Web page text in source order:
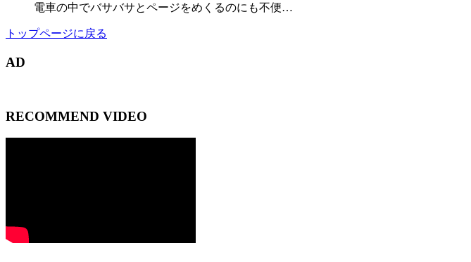
電車の中でバサバサとページをめくるのにも不便…
トップページに戻る
AD
RECOMMEND VIDEO